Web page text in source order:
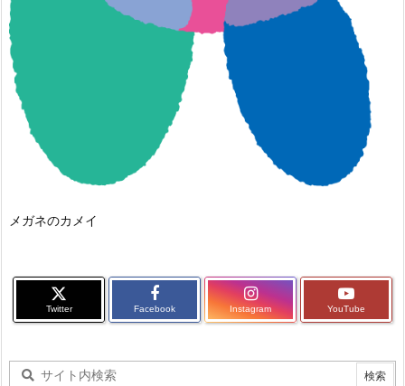
メガネのカメイ
Twitter Facebook Instagram YouTube